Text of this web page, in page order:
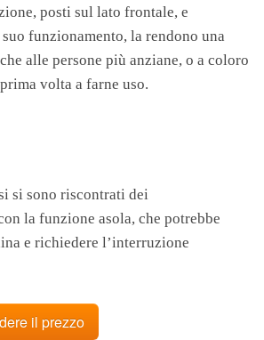
posti sul lato frontale, e
funzionamento, la rendono una
alle persone più anziane, o a coloro
volta a farne uso.
si sono riscontrati dei
la funzione asola, che potrebbe
e richiedere l’interruzione
il prezzo